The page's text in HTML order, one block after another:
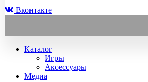
Вконтакте
Каталог
Игры
Аксессуары
Медиа